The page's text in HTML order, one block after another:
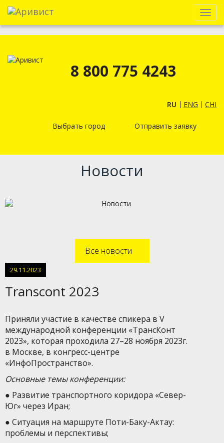
Menu
8 800 775 4243
RU ENG CHI
Выбрать город Отправить заявку
Новости
Все новости
29.11.2023
Transcont 2023
Приняли участие в качестве спикера в V
международной конференции «ТрансКонт
2023», которая проходила 27–28 ноября 2023г.
в Москве, в конгресс-центре
«ИнфоПространство».
Основные темы конференции:
● Развитие транспортного коридора «Север-
Юг» через Иран;
● Ситуация на маршруте Поти-Баку-Актау:
проблемы и перспективы;